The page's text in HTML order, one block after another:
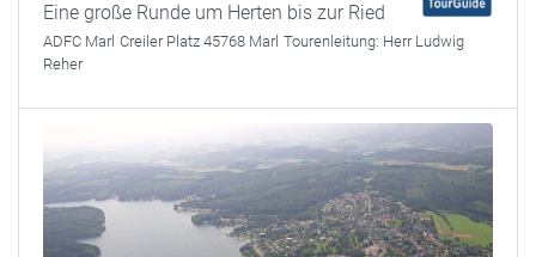
Eine große Runde um Herten bis zur Ried
ADFC Marl Creiler Platz 45768 Marl Tourenleitung: Herr Ludwig
Reher